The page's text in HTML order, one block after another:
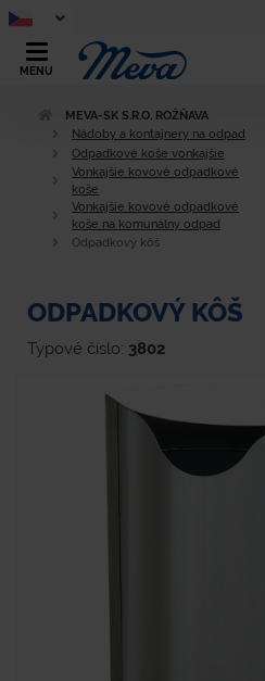
MENU
MEVA-SK S.R.O. ROŽŇAVA
Nádoby a kontajnery na odpad
Odpadkové koše vonkajšie
Vonkajšie kovové odpadkové
koše
Vonkajšie kovové odpadkové
koše na komunálny odpad
Odpadkový kôš
ODPADKOVÝ KÔŠ
Typové číslo: 3802